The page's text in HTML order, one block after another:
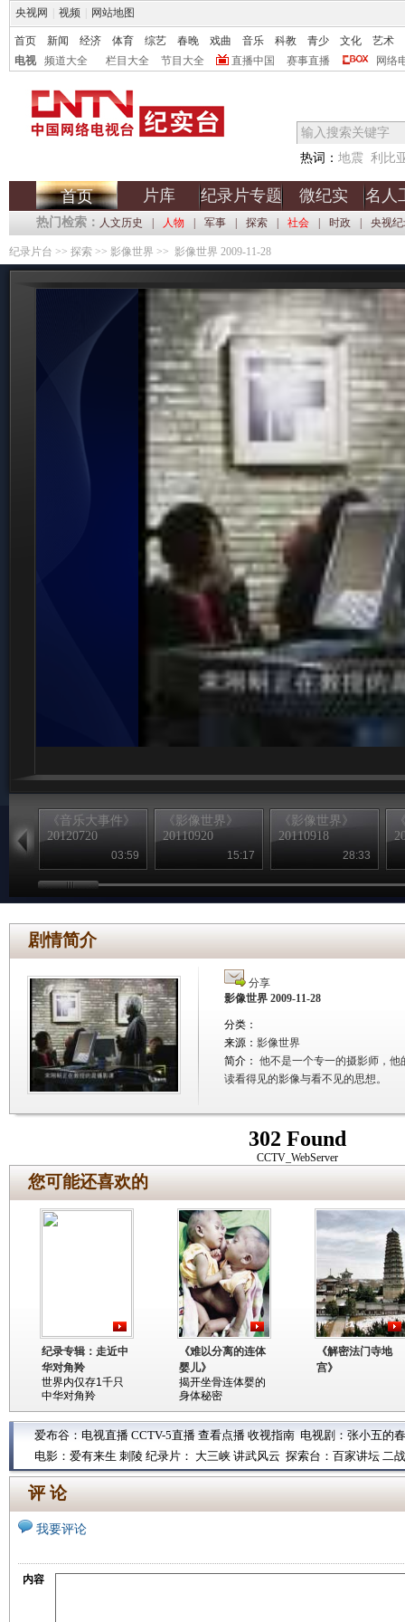
央视网 视频 网站地图
首页 新闻 经济 体育 综艺 春晚 戏曲 音乐 科教 青少 文化
艺术
电视
频道大全 栏目大全 节目大全 直播中国 赛事直播 网络
热词： 地震 利比
首页 片库 纪录片专题 微纪实 名人
热门检索： 人文历史 人物 军事 探索 社会 时政 央视
纪录片台 >> 探索 >> 影像世界 >> 影像世界 2009-11-28
《音乐大事件》
20120720
03:59
《影像世界》
20110920
15:17
《影像世界》
20110918
28:33
剧情简介
分享
影像世界 2009-11-28
分类：
来源： 影像世界
简介： 他不是一个专一的摄影师，
读看得见的影像与看不见的思想。
302 Found
CCTV_WebServer
您可能还喜欢的
纪录专辑：走近中
华对角羚
世界内仅存1千只
中华对角羚
《难以分离的连体
婴儿》
揭开坐骨连体婴的
身体秘密
《解密法门寺地
宫》
爱布谷： 电视直播 CCTV-5直播 查看点播 收视指南 电视剧： 张小五的
电影： 爱有来生 刺陵 纪录片： 大三峡 讲武风云 探索台： 百家讲坛 二
评 论
我要评论
内容